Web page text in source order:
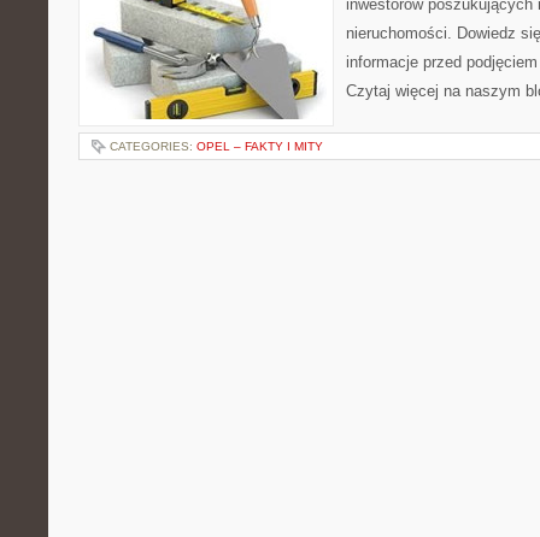
inwestorów
nieruchomości. Dowiedz
informacje przed
Czytaj więcej na naszym
CATEGORIES: OPEL – FAKTY I MITY